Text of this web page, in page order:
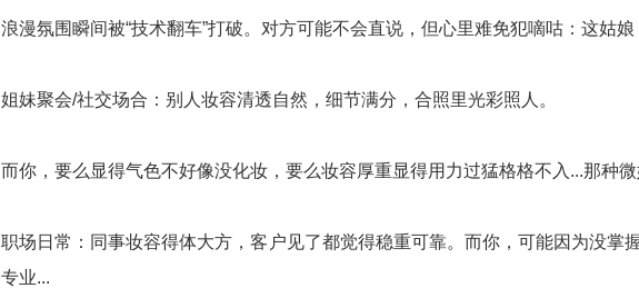
浪漫氛围瞬间被“技术翻车”打破。对方可能不会直说，但心里难免犯嘀咕：这姑娘
姐妹聚会/社交场合：别人妆容清透自然，细节满分，合照里光彩照人。
而你，要么显得气色不好像没化妆，要么妆容厚重显得用力过猛格格不入...那种
职场日常：同事妆容得体大方，客户见了都觉得稳重可靠。而你，可能因为没掌
专业...